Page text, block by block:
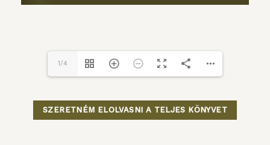
1/4
SZERETNÉM ELOLVASNI A TELJES KÖNYVET